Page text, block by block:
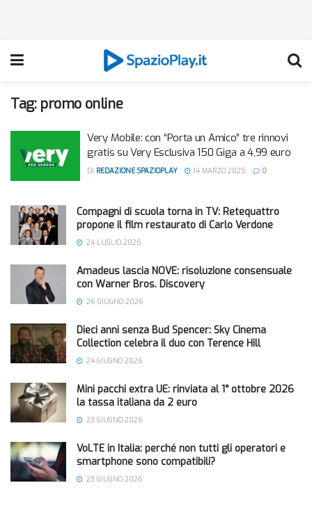
Tag: promo online
Very Mobile: con “Porta un Amico” tre rinnovi
gratis su Very Esclusiva 150 Giga a 4,99 euro
DI REDAZIONE SPAZIOPLAY 14 MARZO 2025 0
Compagni di scuola torna in TV: Retequattro
propone il film restaurato di Carlo Verdone
24 LUGLIO 2026
Amadeus lascia NOVE: risoluzione consensuale
con Warner Bros. Discovery
26 GIUGNO 2026
Dieci anni senza Bud Spencer: Sky Cinema
Collection celebra il duo con Terence Hill
24 GIUGNO 2026
Mini pacchi extra UE: rinviata al 1° ottobre 2026
la tassa italiana da 2 euro
23 GIUGNO 2026
VoLTE in Italia: perché non tutti gli operatori e
smartphone sono compatibili?
23 GIUGNO 2026